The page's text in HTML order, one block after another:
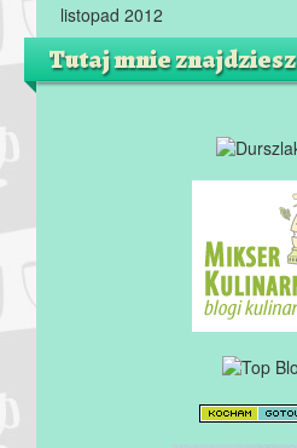
listopad 2012
Tutaj mnie znajdziesz